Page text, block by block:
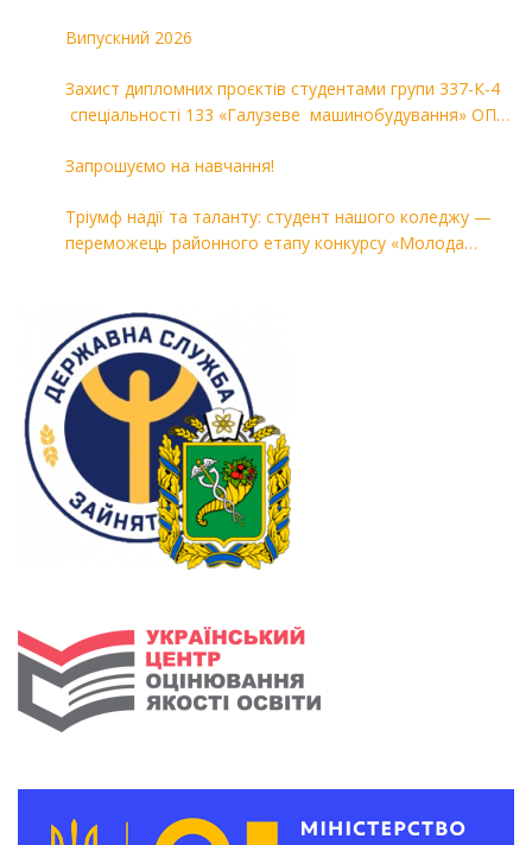
Випускний 2026
Захист дипломних проєктів студентами групи 337-К-4
спеціальності 133 «Галузеве машинобудування» ОПП
Запрошуємо на навчання!
Тріумф надії та таланту: студент нашого коледжу —
переможець районного етапу конкурсу «Молода